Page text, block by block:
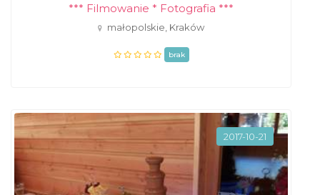
*** Filmowanie * Fotografia ***
małopolskie, Kraków
brak
2017-10-21